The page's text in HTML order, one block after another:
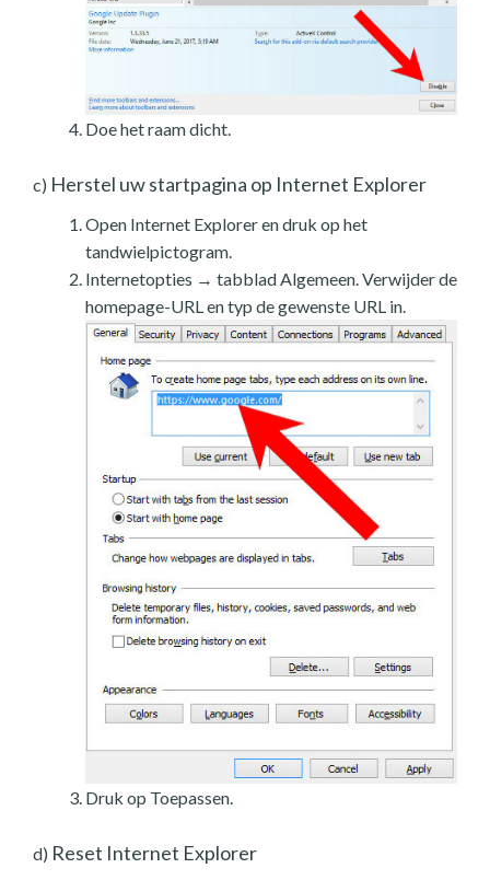
Doe het raam dicht.
c) Herstel uw startpagina op Internet Explorer
Open Internet Explorer en druk op het
tandwielpictogram.
Internetopties → tabblad Algemeen. Verwijder de
homepage-URL en typ de gewenste URL in.
Druk op Toepassen.
d) Reset Internet Explorer